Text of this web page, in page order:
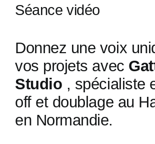
Séance vidéo
Donnez une voix
vos projets avec
Studio , spécialiste
off et doublage au
en Normandie.